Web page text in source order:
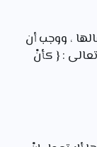
، ووجب أن
: { كأنْ